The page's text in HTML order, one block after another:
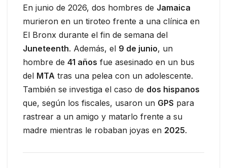
En junio de 2026, dos hombres de Jamaica
murieron en un tiroteo frente a una clínica en
El Bronx durante el fin de semana del
Juneteenth. Además, el 9 de junio, un
hombre de 41 años fue asesinado en un bus
del MTA tras una pelea con un adolescente.
También se investiga el caso de dos hispanos
que, según los fiscales, usaron un GPS para
rastrear a un amigo y matarlo frente a su
madre mientras le robaban joyas en 2025.